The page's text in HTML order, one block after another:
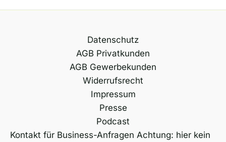
Datenschutz
AGB Privatkunden
AGB Gewerbekunden
Widerrufsrecht
Impressum
Presse
Podcast
Kontakt für Business-Anfragen Achtung: hier kein